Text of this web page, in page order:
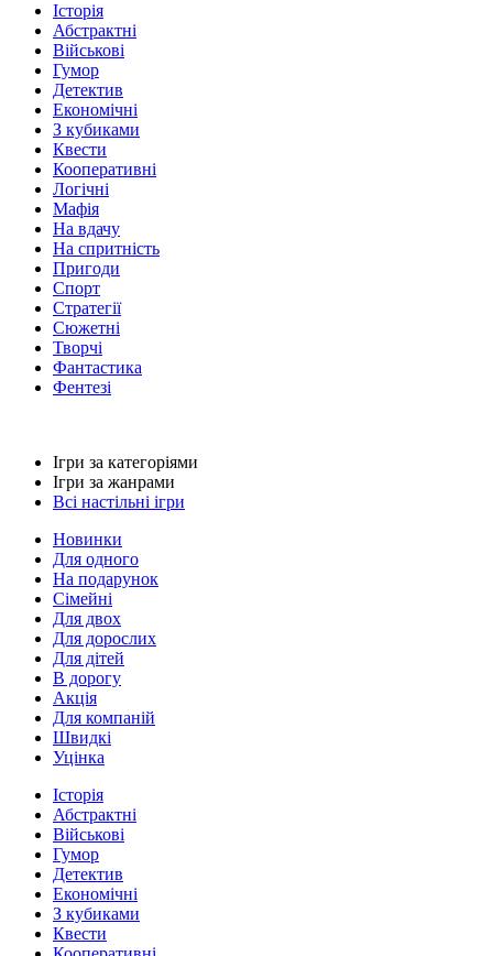
Історія
Абстрактні
Військові
Гумор
Детектив
Економічні
З кубиками
Квести
Кооперативні
Логічні
Мафія
На вдачу
На спритність
Пригоди
Спорт
Стратегії
Сюжетні
Творчі
Фантастика
Фентезі
Ігри за категоріями
Ігри за жанрами
Всі настільні ігри
Новинки
Для одного
На подарунок
Сімейні
Для двох
Для дорослих
Для дітей
В дорогу
Акція
Для компаній
Швидкі
Уцінка
Історія
Абстрактні
Військові
Гумор
Детектив
Економічні
З кубиками
Квести